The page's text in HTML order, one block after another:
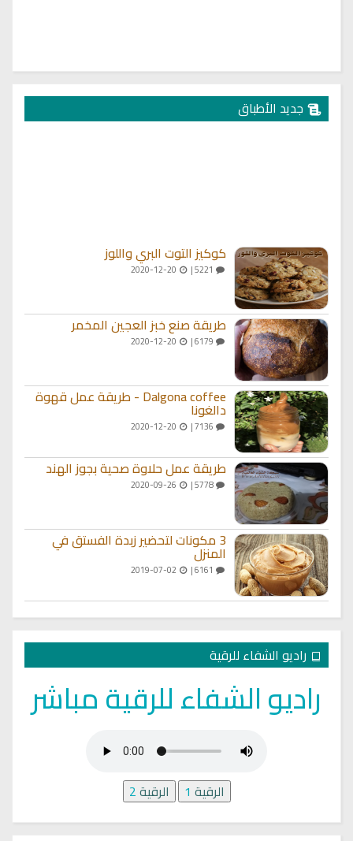
جديد الأطباق
كوكيز التوت البري واللوز
طريقة صنع خبز العجين المخمر
Dalgona coffee - طريقة عمل قهوة
دالغونا
طريقة عمل حلاوة صحية بجوز الهند
5778 |
3 مكونات لتحضير زبدة الفستق في
المنزل
راديو الشفاء للرقية
راديو الشفاء للرقية مباشر
الرقية 1 الرقية2